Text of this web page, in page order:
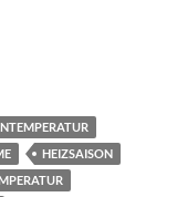
HEIZSAISON